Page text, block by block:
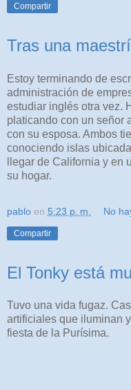
Compartir
Tras una
Estoy terminando de
administración de
estudiar inglés otra vez.
platicando con un señor
con su esposa. Ambos
conociendo islas
llegar de California y en
su hogar.
pablo en 5:23 p. m. No
Compartir
El Tonky está
Tuvo una vida fugaz.
artificiales que iluminan
fiesta de la Purísima.